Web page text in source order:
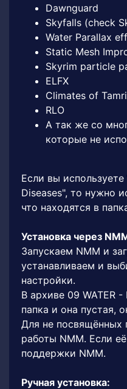
Dawnguard
Skyfalls (check
Water Parallax
Static Mesh
Skyrim particle
ELFX
Climates of
RLO
А так же со
которые не
Если вы
Diseases", то нужно
что находятся в
Установка через
Запускаем NMM и
устанавливаем и
настройки.
В архиве 09 WATER
папка и она пустая,
Для не посвящённых
работы NMM. Если
поддержки NMM.
Ручная установка: